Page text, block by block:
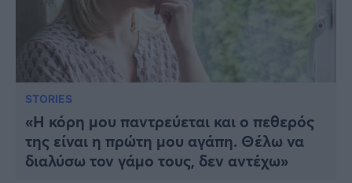
STORIES
«Η κόρη μου παντρεύεται και ο πεθερός
της είναι η πρώτη μου αγάπη. Θέλω να
διαλύσω τον γάμο τους, δεν αντέχω»